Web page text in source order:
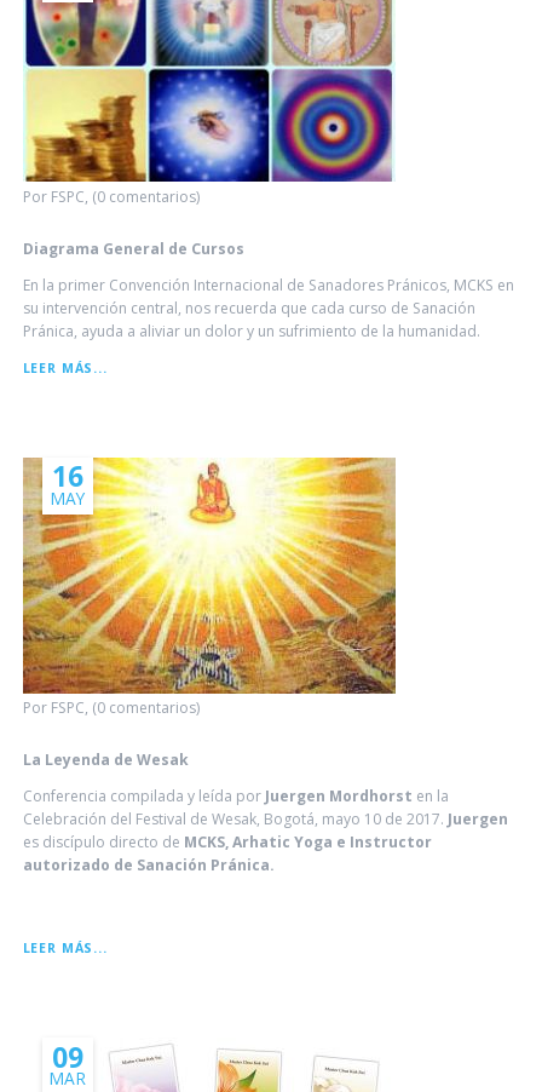
Por FSPC, (0 comentarios)
Diagrama General de Cursos
En la primer Convención Internacional de Sanadores Pránicos, MCKS en
su intervención central, nos recuerda que cada curso de Sanación
Pránica, ayuda a aliviar un dolor y un sufrimiento de la humanidad.
LEER MÁS...
Por FSPC, (0 comentarios)
16
MAY
La Leyenda de Wesak
Conferencia compilada y leída por Juergen Mordhorst en la
Celebración del Festival de Wesak, Bogotá, mayo 10 de 2017. Juergen
es discípulo directo de MCKS, Arhatic Yoga e Instructor
autorizado de Sanación Pránica.
LEER MÁS...
09
MAR